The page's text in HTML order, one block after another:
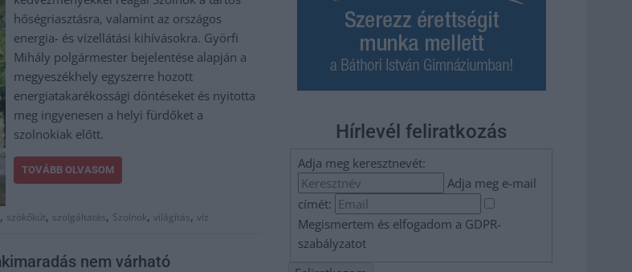
hőségriasztásra, valamint az országos
energia- és vízellátási kihívásokra. Györfi
Mihály polgármester bejelentése alapján a
megyeszékhely egyszerre hozott
energiatakarékossági döntéseket és nyitotta
meg ingyenesen a helyi fürdőket a
szolnokiak előtt.
TOVÁBB OLVASOM
, szökőkút, szolgáltatás, Szolnok, világítás, víz
nem várható
Hírlevél feliratkozás
Adja meg keresztnevét:
Adja meg e-mail
címét:
Megismertem és elfogadom a GDPR-
szabályzatot